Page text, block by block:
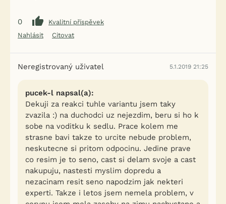
0
Kvalitní příspěvek
Nahlásit
Citovat
Neregistrovaný uživatel 5.1.2019 21:25
pucek-l napsal(a):
Dekuji za reakci tuhle variantu jsem taky
zvazila :) na duchodci uz nejezdim, beru si ho k
sobe na voditku k sedlu. Prace kolem me
strasne bavi takze to urcite nebude problem,
neskutecne si pritom odpocinu. Jedine prave
co resim je to seno, cast si delam svoje a cast
nakupuju, nastesti myslim dopredu a
nezacinam resit seno napodzim jak nekteri
experti. Takze i letos jsem nemela problem, v